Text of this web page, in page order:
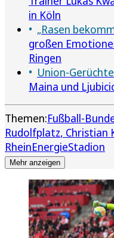
in Köln
„Rasen
großen
Ringen
Union-
Maina und
Themen:Fußball-
Rudolfplatz Christian
RheinEnergieStadion
Mehr anzeigen